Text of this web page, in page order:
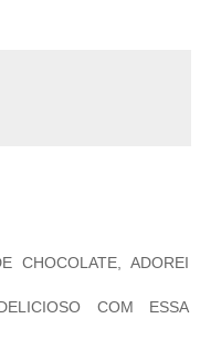
CHOCOLATE, ADOREI
COM ESSA